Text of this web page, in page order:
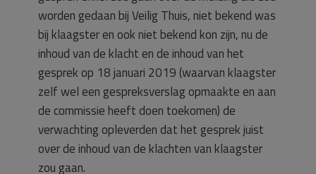
worden gedaan bij Veilig Thuis, niet bekend was
bij klaagster en ook niet bekend kon zijn, nu de
inhoud van de klacht en de inhoud van het
gesprek op 18 januari 2019 (waarvan klaagster
zelf wel een gespreksverslag opmaakte en aan
de commissie heeft doen toekomen) de
verwachting opleverden dat het gesprek juist
over de inhoud van de klachten van klaagster
zou gaan.